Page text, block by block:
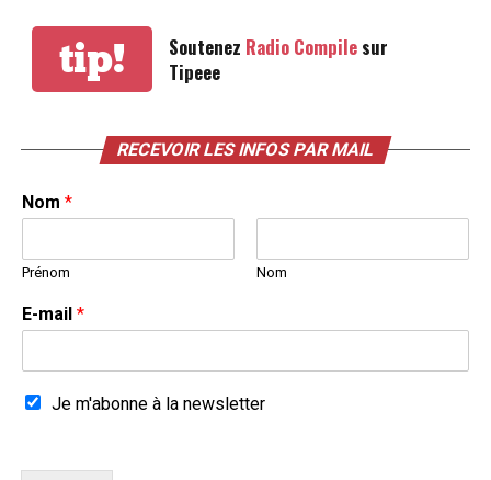
tip! Soutenez Radio Compilesur
Tipeee
RECEVOIR LES INFOS PAR MAIL
Nom *
Prénom Nom
E-mail *
Je m'abonne à la newsletter